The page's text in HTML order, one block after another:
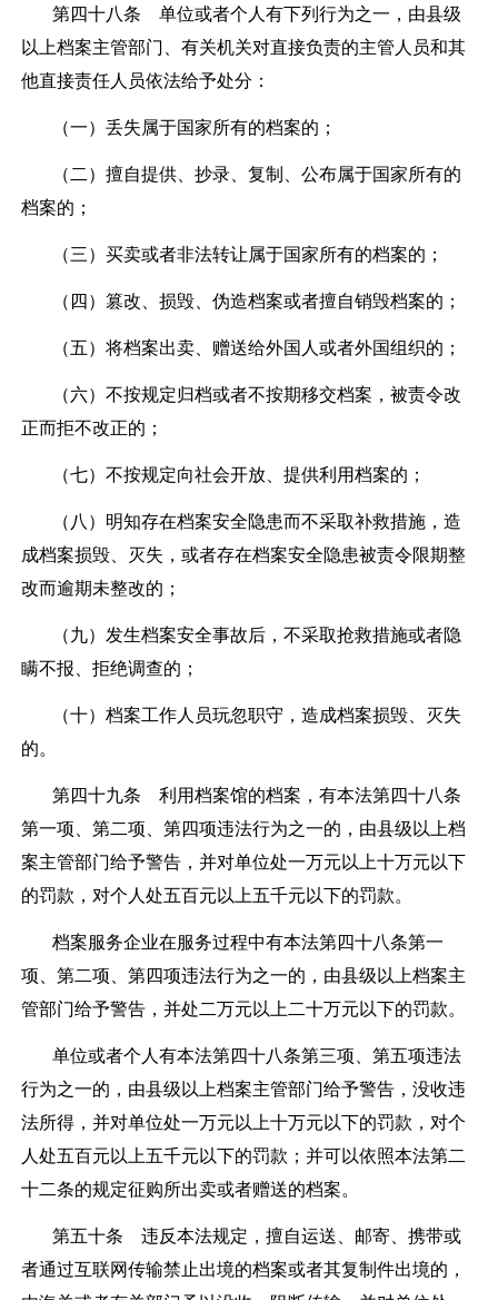
第四十八条 单位或者个人有下列行为之一，由县级
以上档案主管部门、有关机关对直接负责的主管人员和其
他直接责任人员依法给予处分：
（一）丢失属于国家所有的档案的；
（二）擅自提供、抄录、复制、公布属于国家所有的
档案的；
（三）买卖或者非法转让属于国家所有的档案的；
（四）篡改、损毁、伪造档案或者擅自销毁档案的；
（五）将档案出卖、赠送给外国人或者外国组织的；
（六）不按规定归档或者不按期移交档案，被责令改
正而拒不改正的；
（七）不按规定向社会开放、提供利用档案的；
（八）明知存在档案安全隐患而不采取补救措施，造
成档案损毁、灭失，或者存在档案安全隐患被责令限期整
改而逾期未整改的；
（九）发生档案安全事故后，不采取抢救措施或者隐
瞒不报、拒绝调查的；
（十）档案工作人员玩忽职守，造成档案损毁、灭失
的。
第四十九条 利用档案馆的档案，有本法第四十八条
第一项、第二项、第四项违法行为之一的，由县级以上档
案主管部门给予警告，并对单位处一万元以上十万元以下
的罚款，对个人处五百元以上五千元以下的罚款。
档案服务企业在服务过程中有本法第四十八条第一
项、第二项、第四项违法行为之一的，由县级以上档案主
管部门给予警告，并处二万元以上二十万元以下的罚款。
单位或者个人有本法第四十八条第三项、第五项违法
行为之一的，由县级以上档案主管部门给予警告，没收违
法所得，并对单位处一万元以上十万元以下的罚款，对个
人处五百元以上五千元以下的罚款；并可以依照本法第二
十二条的规定征购所出卖或者赠送的档案。
第五十条 违反本法规定，擅自运送、邮寄、携带或
者通过互联网传输禁止出境的档案或者其复制件出境的，